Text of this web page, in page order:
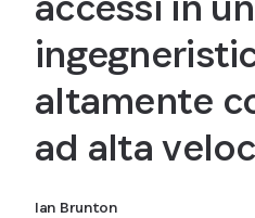
altamente
ad alta
Ian Brunton